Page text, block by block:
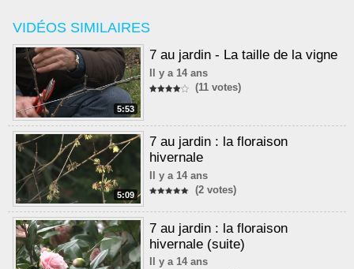
VIDÉOS SIMILAIRES
5:53
7 au jardin - La taille de la vigne
Il y a 14 ans
(11 votes)
5:09
7 au jardin : la floraison
hivernale
Il y a 14 ans
(2 votes)
7 au jardin : la floraison
hivernale (suite)
Il y a 14 ans